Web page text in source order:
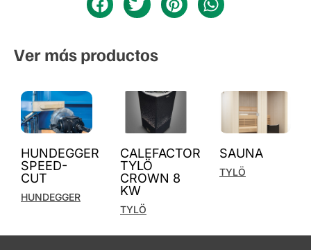
Ver más productos
HUNDEGGER
SPEED-
CUT
HUNDEGGER
CALEFACTOR
TYLÖ
CROWN 8
KW
TYLÖ
SAUNA
TYLÖ